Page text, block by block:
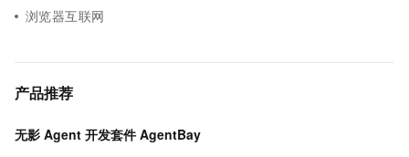
浏览器互联网
产品推荐
无影 Agent 开发套件 AgentBay